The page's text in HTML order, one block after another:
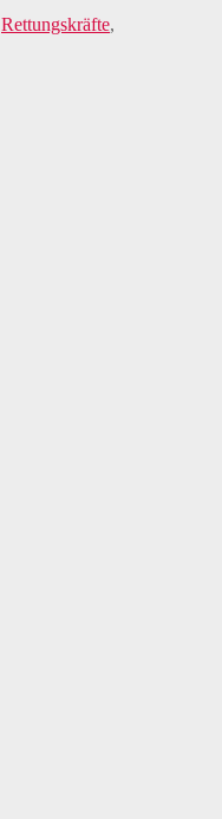
Rettungskräfte,